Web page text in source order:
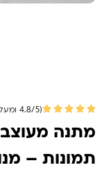
(4.8/5 ומעל 21,000 לקוחות מרוצים)
מתנה
תמונות – מנורה עם 8